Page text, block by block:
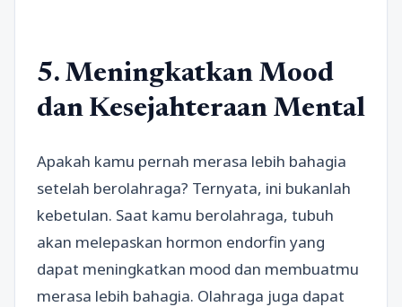
5. Meningkatkan Mood
dan Kesejahteraan Mental
Apakah kamu pernah merasa lebih bahagia
setelah berolahraga? Ternyata, ini bukanlah
kebetulan. Saat kamu berolahraga, tubuh
akan melepaskan hormon endorfin yang
dapat meningkatkan mood dan membuatmu
merasa lebih bahagia. Olahraga juga dapat